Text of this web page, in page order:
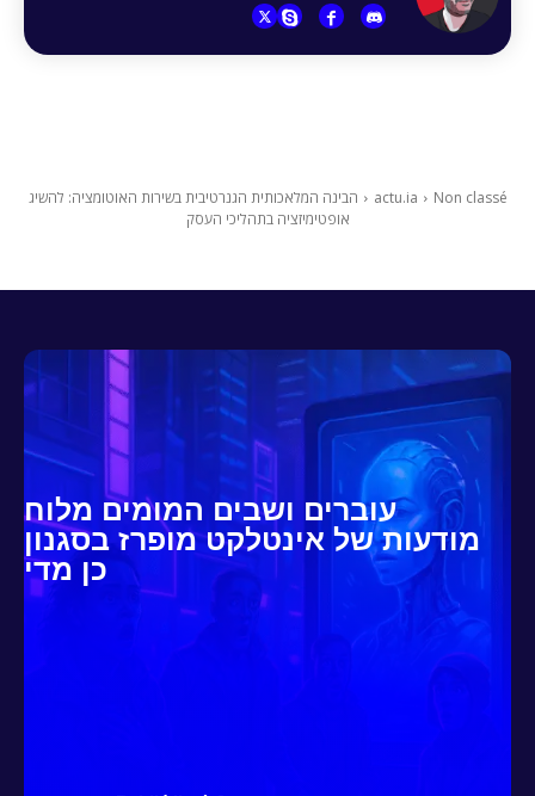
actu.ia Non classé
הבינה המלאכותית הגנרטיבית בשירות האוטומציה: להשיג
אופטימיזציה בתהליכי העסק
עוברים ושבים המומים מלוח
מודעות של אינטלקט מופרז בסגנון
כן מדי